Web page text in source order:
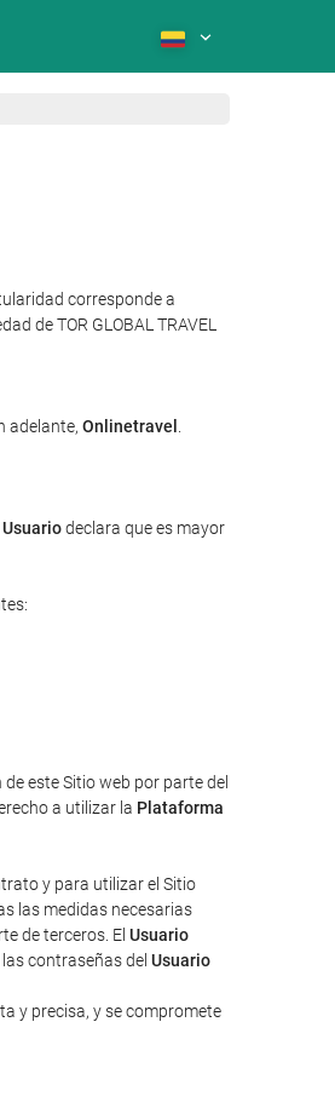
corresponde a
de TOR GLOBAL TRAVEL
adelante, Onlinetravel
Usuariodeclara que es mayor
este Sitio web por parte del
a utilizar la Plataforma
y para utilizar el Sitio
las medidas necesarias
de terceros. El Usuario
contraseñas del Usuario
y precisa, y se compromete